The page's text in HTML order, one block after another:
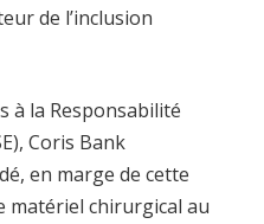
de l’inclusion
à la Responsabilité
Coris Bank
en marge de cette
matériel chirurgical au